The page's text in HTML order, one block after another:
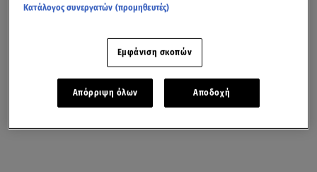
Κατάλογος συνεργατών (προμηθευτές)
Εμφάνιση σκοπών
Απόρριψη όλων Αποδοχή